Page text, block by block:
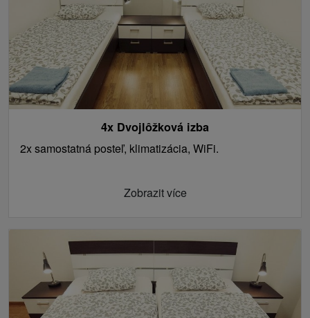
4x Dvojlôžková izba
2x samostatná posteľ, klimatizácia, WiFi.
Zobrazit více